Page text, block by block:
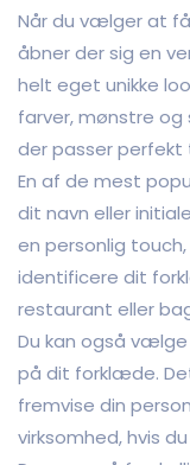
Når du vælger at
åbner der sig en
helt eget unikke
farver, mønstre
der passer perfekt
En af de mest
dit navn eller
en personlig
identificere dit
restaurant eller
Du kan også
på dit forklæde.
fremvise din
virksomhed, hvis